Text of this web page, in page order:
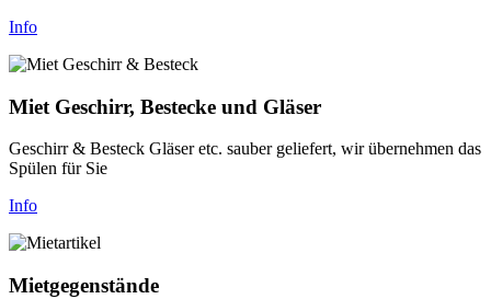
Info
Miet Geschirr, Bestecke und Gläser
Geschirr & Besteck Gläser etc. sauber geliefert, wir übernehmen das
Spülen für Sie
Info
Mietgegenstände